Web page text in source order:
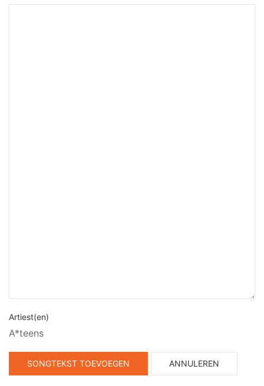
Artiest(en)
A*teens
SONGTEKST TOEVOEGEN ANNULEREN